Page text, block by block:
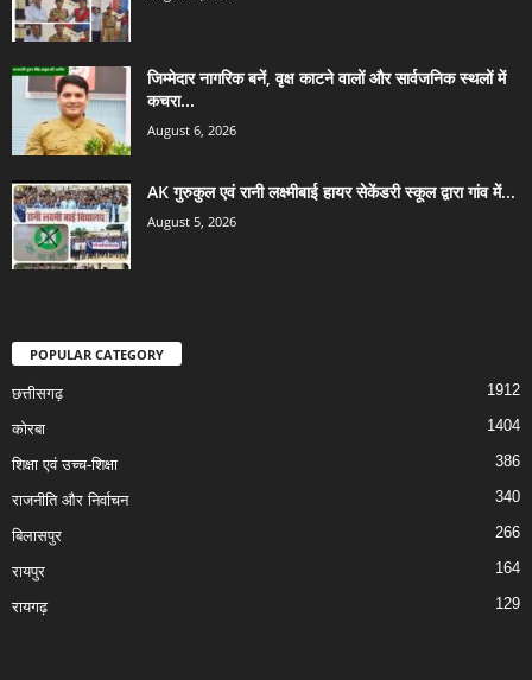
जिम्मेदार नागरिक बनें, वृक्ष काटने वालों और सार्वजनिक स्थलों में
कचरा...
August 6, 2026
AK गुरुकुल एवं रानी लक्ष्मीबाई हायर सेकेंडरी स्कूल द्वारा गांव में...
August 5, 2026
POPULAR CATEGORY
छत्तीसगढ़ 1912
कोरबा 1404
शिक्षा एवं उच्च-शिक्षा 386
राजनीति और निर्वाचन 340
बिलासपुर 266
रायपुर 164
रायगढ़ 129